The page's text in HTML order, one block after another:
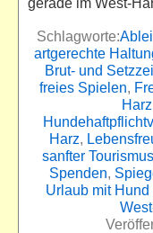
Schlagworte:
artgerechte
Brut- und
freies Spielen,
Harz
Harz,
sanfter Tourismus
Spenden,
Urlaub mit Hund